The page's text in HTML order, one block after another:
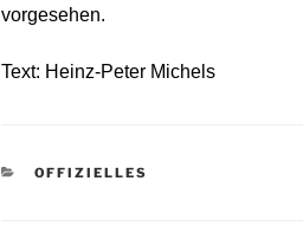
vorgesehen.
Text: Heinz-Peter Michels
KATEGORIEN
OFFIZIELLES